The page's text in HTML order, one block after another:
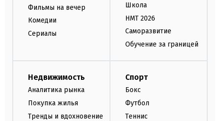
Фильмы на вечер
Комедии
Сериалы
Школа
НМТ 2026
Саморазвитие
Обучение за границей
Недвижимость
Аналитика рынка
Покупка жилья
Тренды и вдохновение
Спорт
Бокс
Футбол
Теннис